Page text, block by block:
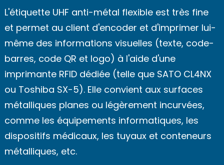
L'étiquette UHF anti-métal flexible est très fine
et permet au client d'encoder et d'imprimer lui-
même des informations visuelles (texte, code-
barres, code QR et logo) à l'aide d'une
imprimante RFID dédiée (telle que SATO CL4NX
ou Toshiba SX-5). Elle convient aux surfaces
métalliques planes ou légèrement incurvées,
comme les équipements informatiques, les
dispositifs médicaux, les tuyaux et conteneurs
métalliques, etc.